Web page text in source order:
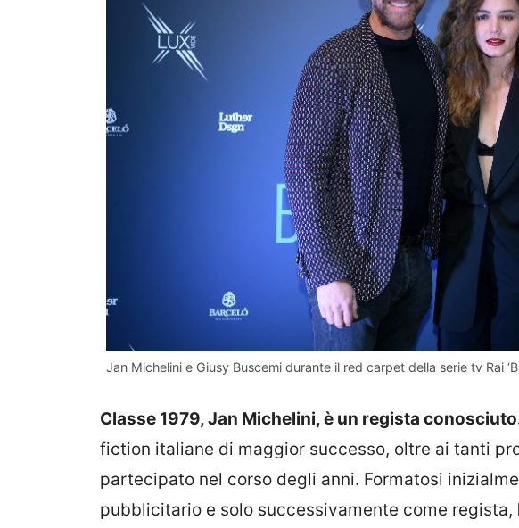
Jan Michelini e Giusy Buscemi durante il red carpet della serie tv Rai
Classe 1979, Jan Michelini, è un regista
fiction italiane di maggior successo, oltre ai tanti
partecipato nel corso degli anni. Formatosi
pubblicitario e solo successivamente come regista,